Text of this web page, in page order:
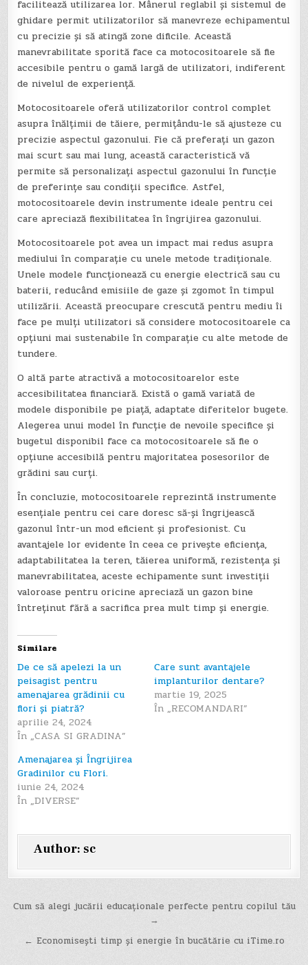
facilitează utilizarea lor. Mânerul reglabil și sistemul de
ghidare permit utilizatorilor să manevreze echipamentul
cu precizie și să atingă zone dificile. Această
manevrabilitate sporită face ca motocositoarele să fie
accesibile pentru o gamă largă de utilizatori, indiferent
de nivelul de experiență.
Motocositoarele oferă utilizatorilor control complet
asupra înălțimii de tăiere, permițându-le să ajusteze cu
precizie aspectul gazonului. Fie că preferați un gazon
mai scurt sau mai lung, această caracteristică vă
permite să personalizați aspectul gazonului în funcție
de preferințe sau condiții specifice. Astfel,
motocositoarele devin instrumente ideale pentru cei
care apreciază flexibilitatea în îngrijirea gazonului.
Motocositoarele pot avea un impact mai redus asupra
mediului în comparație cu unele metode tradiționale.
Unele modele funcționează cu energie electrică sau cu
baterii, reducând emisiile de gaze și zgomot în timpul
utilizării. Această preocupare crescută pentru mediu îi
face pe mulți utilizatori să considere motocositoarele ca
opțiuni mai sustenabile în comparație cu alte metode de
tundere.
O altă parte atractivă a motocositoarelor este
accesibilitatea financiară. Există o gamă variată de
modele disponibile pe piață, adaptate diferitelor bugete.
Alegerea unui model în funcție de nevoile specifice și
bugetul disponibil face ca motocositoarele să fie o
opțiune accesibilă pentru majoritatea posesorilor de
grădini sau curți.
În concluzie, motocositoarele reprezintă instrumente
esențiale pentru cei care doresc să-și îngrijească
gazonul într-un mod eficient și profesionist. Cu
avantajele lor evidente în ceea ce privește eficiența,
adaptabilitatea la teren, tăierea uniformă, rezistența și
manevrabilitatea, aceste echipamente sunt investiții
valoroase pentru oricine apreciază un gazon bine
întreținut fără a sacrifica prea mult timp și energie.
Similare
De ce să apelezi la un
peisagist pentru
amenajarea grădinii cu
flori și piatră?
aprilie 24, 2024
În „CASA SI GRADINA”
Care sunt avantajele
implanturilor dentare?
martie 19, 2025
În „RECOMANDARI”
Amenajarea și Îngrijirea
Gradinilor cu Flori.
iunie 24, 2024
În „DIVERSE”
Author: sc
Navigare
articole
Cum să alegi jucării educaționale perfecte pentru copilul tău
→
← Economisești timp și energie în bucătărie cu iTime.ro